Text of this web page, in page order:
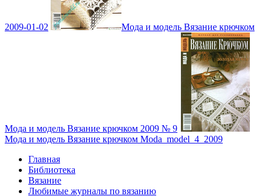
2009-01-02 Мода и модель Вязание крючком
Мода и модель Вязание крючком 2009 № 9
Мода и модель Вязание крючком Moda_model_4_2009
Главная
Библиотека
Вязание
Любимые журналы по вязанию